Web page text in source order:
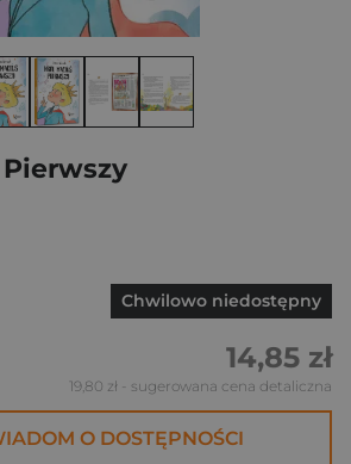
Chwilowo niedostępny
14,85 zł
19,80 zł - sugerowana cena detaliczna
O DOSTĘPNOŚCI